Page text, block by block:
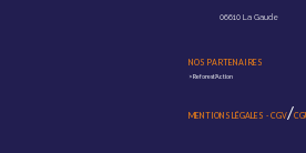
06610 La Gaude
NOS PARTENAIRES
>Reforest'Action
MENTIONS LÉGALES - CGV/CGU